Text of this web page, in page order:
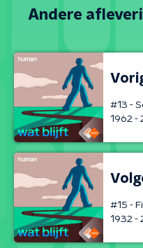
Andere
#13 -
1962 -
#15 -
1932 -